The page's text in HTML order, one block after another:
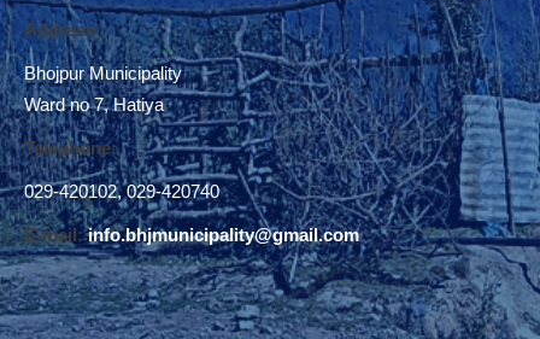
Address:
Bhojpur Municipality
Ward no 7, Hatiya
Telephone:
029-420102,029-420740
E-mail:info.bhjmunicipality@gmail.com